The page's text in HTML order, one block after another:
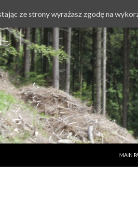
MAIN
ze strony wyrażasz zgodę na